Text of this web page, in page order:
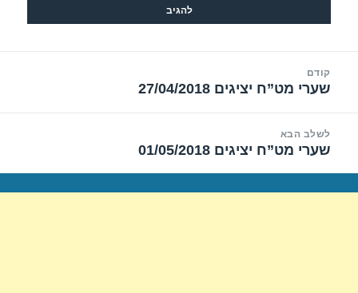
קודם
הפוסט
שערי מט”ח יציגים 27/04/2018
לשלב הבא
הפוסט
שערי מט”ח יציגים 01/05/2018